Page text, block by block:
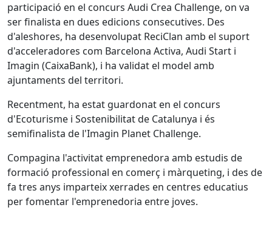
participació en el concurs Audi Crea Challenge, on va
ser finalista en dues edicions consecutives. Des
d'aleshores, ha desenvolupat ReciClan amb el suport
d'acceleradores com Barcelona Activa, Audi Start i
Imagin (CaixaBank), i ha validat el model amb
ajuntaments del territori.
Recentment, ha estat guardonat en el concurs
d'Ecoturisme i Sostenibilitat de Catalunya i és
semifinalista de l'Imagin Planet Challenge.
Compagina l'activitat emprenedora amb estudis de
formació professional en comerç i màrqueting, i des de
fa tres anys imparteix xerrades en centres educatius
per fomentar l'emprenedoria entre joves.